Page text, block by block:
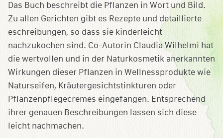
Das Buch beschreibt die Pflanzen in Wort und Bild.
Zu allen Gerichten gibt es Rezepte und detaillierte
eschreibungen, so dass sie kinderleicht
nachzukochen sind. Co-Autorin Claudia Wilhelmi hat
die wertvollen und in der Naturkosmetik anerkannten
Wirkungen dieser Pflanzen in Wellnessprodukte wie
Naturseifen, Kräutergesichtstinkturen oder
Pflanzenpflegecremes eingefangen. Entsprechend
ihrer genauen Beschreibungen lassen sich diese
leicht nachmachen.